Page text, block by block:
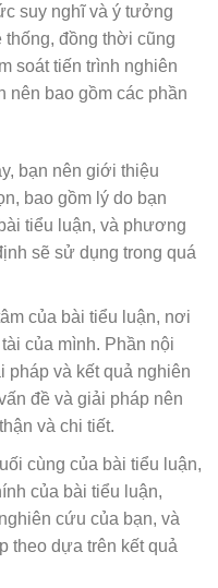
suy nghĩ và ý tưởng
thống, đồng thời cũng
soát tiến trình nghiên
bao gồm các phần
bạn nên giới thiệu
bao gồm lý do bạn
tiểu luận, và phương
sẽ sử dụng trong quá
của bài tiểu luận, nơi
của mình. Phần nội
pháp và kết quả nghiên
đề và giải pháp nên
và chi tiết.
cùng của bài tiểu luận,
của bài tiểu luận,
cứu của bạn, và
theo dựa trên kết quả